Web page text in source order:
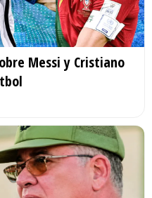
Messi y Cristiano